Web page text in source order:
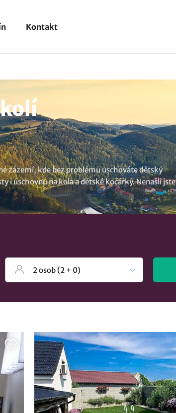
Kontakt
zázemí, kde bez problému uschováte dětský
i úschovnu na kola a dětské kočárky. Nenašli jste